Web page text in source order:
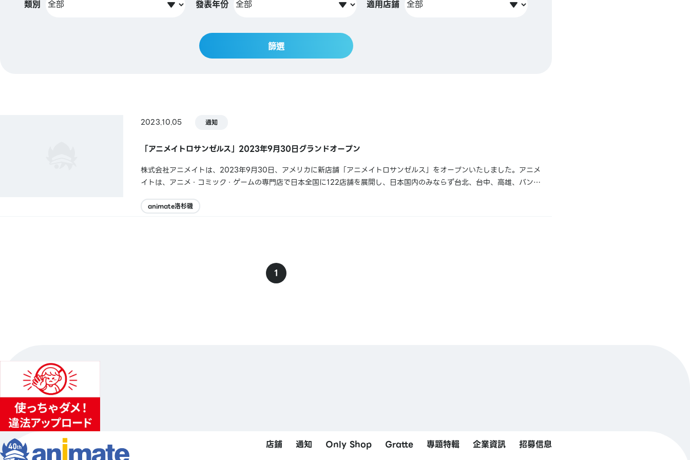
類別 發表年份 適用店鋪
篩選
2023.10.05 通知
「アニメイトロサンゼルス」2023年9月30日グランドオープン
株式会社アニメイトは、2023年9月30日、アメリカに新店舗「アニメイトロサンゼルス」をオープンいたしました。アニメ
イトは、アニメ・コミック・ゲームの専門店で日本全国に122店舗を展開し、日本国内のみならず台北、台中、高雄、バンコ
ンゼルスのトーランスにあり、駐車場12,000台を持つ巨大...
animate洛杉磯
1
店鋪 通知 Only Shop Gratte 專題特輯 企業資訊 招募信息